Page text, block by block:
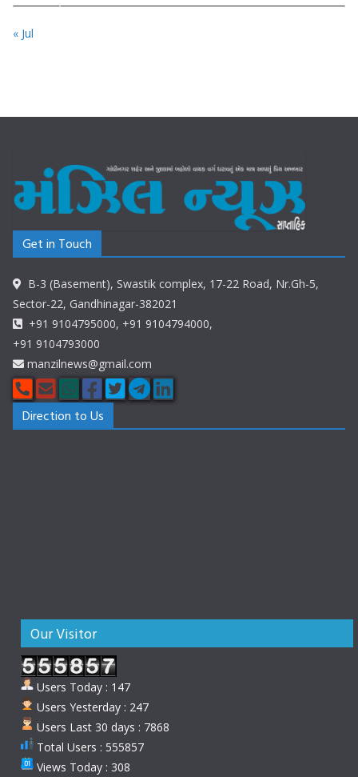
« Jul
Get in Touch
B-3 (Basement), Swastik complex, 17-22 Road, Nr.Gh-5,
Sector-22, Gandhinagar-382021
+91 9104795000, +91 9104794000,
+91 9104793000
manzilnews@gmail.com
Direction to Us
Our Visitor
Users Today : 147
Users Yesterday : 247
Users Last 30 days : 7868
Total Users : 555857
Views Today : 308